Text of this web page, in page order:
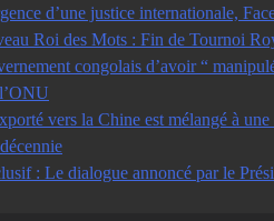
d’une justice internationale,
Roi des Mots : Fin de Tournoi
congolais d’avoir “
vers la Chine est mélangé à
: Le dialogue annoncé par le